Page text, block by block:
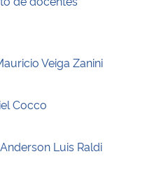
Veiga Zanini
Cocco
Luis Raldi